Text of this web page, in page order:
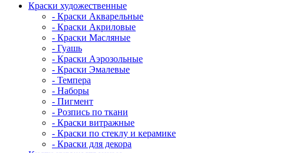
Краски художественные
- Краски Акварельные
- Краски Акриловые
- Краски Масляные
- Гуашь
- Краски Аэрозольные
- Краски Эмалевые
- Темпера
- Наборы
- Пигмент
- Розпись по ткани
- Краски витражные
- Краски по стеклу и керамике
- Краски для декора